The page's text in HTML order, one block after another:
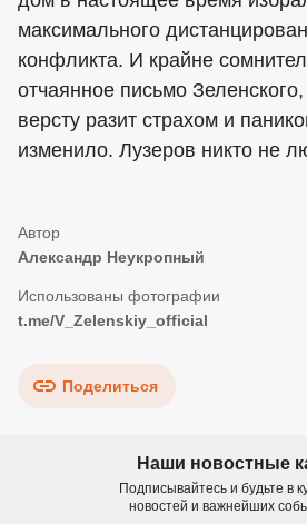
максимального
конфликта. И крайне
отчаянное письмо Зеленского,
версту разит страхом и
изменило. Лузеров никто не
Александр Неукропный
t.me/V_Zelenskiy_official
Поделиться
Наши новостные
Подписывайтесь и будьте в
новостей и важнейших